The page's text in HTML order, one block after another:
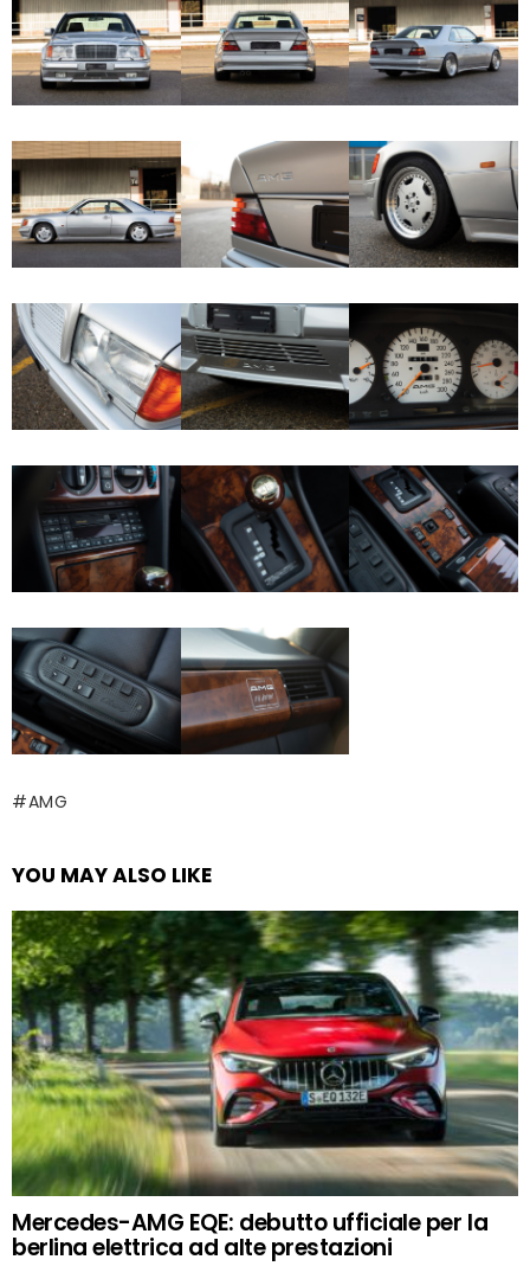
AMG
YOU MAY ALSO LIKE
Mercedes-AMG EQE: debutto ufficiale per la
berlina elettrica ad alte prestazioni